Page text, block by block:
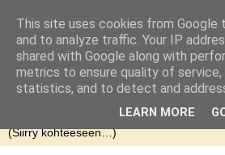
This site uses cookies from Google
and to analyze traffic. Your IP
shared with Google along with
metrics to ensure quality of service,
statistics, and to detect and
LEARN MORE